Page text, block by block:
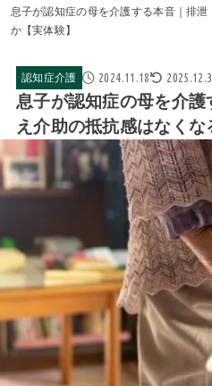
息子が認知症の母を介護する本音｜排
か【実体験】
認知症介護 2024.11.18
息子が認知症の母を介
え介助の抵抗感はなくな